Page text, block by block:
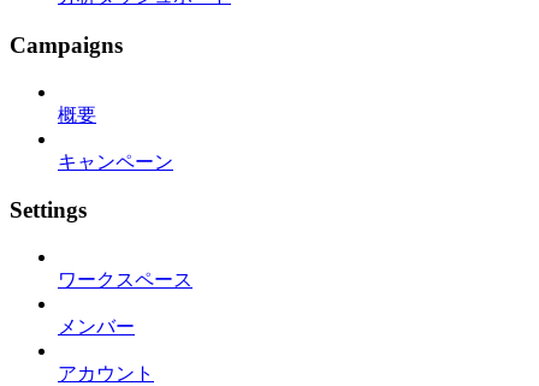
Campaigns
概要
キャンペーン
Settings
ワークスペース
メンバー
アカウント